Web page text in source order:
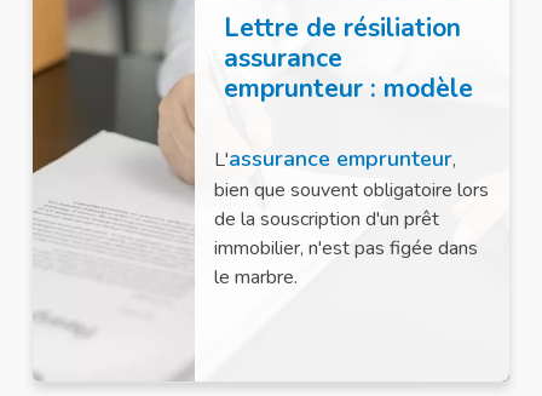
Lettre de résiliation
assurance
emprunteur : modèle
L'assurance emprunteur,
bien que souvent obligatoire lors
de la souscription d'un prêt
immobilier, n'est pas figée dans
le marbre.